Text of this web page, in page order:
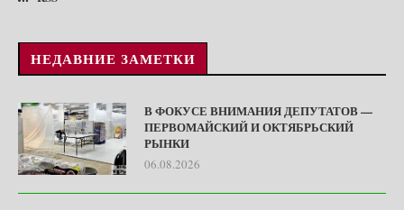
НЕДАВНИЕ ЗАМЕТКИ
В ФОКУСЕ ВНИМАНИЯ ДЕПУТАТОВ —
ПЕРВОМАЙСКИЙ И ОКТЯБРЬСКИЙ
РЫНКИ
06.08.2026